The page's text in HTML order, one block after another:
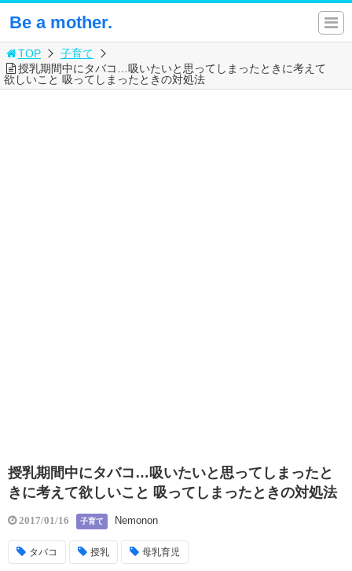
Be a mother.
TOP
子育て
授乳期間中にタバコ…吸いたいと思ってしまったときに考えて
欲しいこと 吸ってしまったときの対処法
授乳期間中にタバコ…吸いたいと思ってしまったと
きに考えて欲しいこと 吸ってしまったときの対処法
2017/01/16 子育て Nemonon
タバコ 授乳 母乳育児